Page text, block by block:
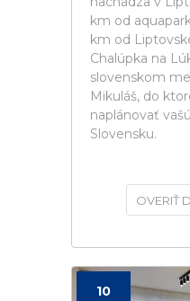
km od
km od
Chalúpka na
slovenskom
Mikuláš, do
naplánovať
Slovensku.
OVERIŤ
10